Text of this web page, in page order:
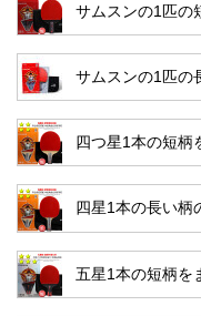
サムスンの1匹の
サムスンの1匹の
四つ星1本の短柄
四星1本の長い柄
五星1本の短柄を